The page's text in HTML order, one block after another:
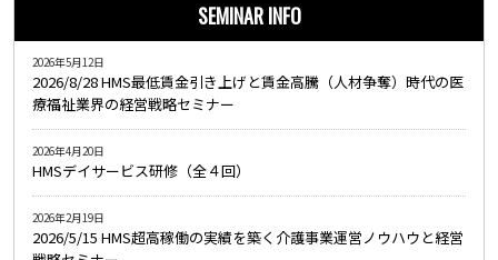
SEMINAR INFO
2026/8/28 HMS最低賃金引き上げと賃金高騰（人材争奪）時代の医
療福祉業界の経営戦略セミナー
2026年5月12日
HMSデイサービス研修（全４回）
2026年4月20日
2026/5/15 HMS超高稼働の実績を築く介護事業運営ノウハウと経営
2026年2月19日